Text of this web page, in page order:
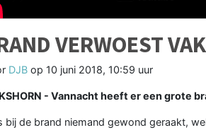
VERWOEST
DJB op 10 juni 2018, 10:59 uur
- Vannacht heeft er een grote
bij de brand niemand gewond geraakt,